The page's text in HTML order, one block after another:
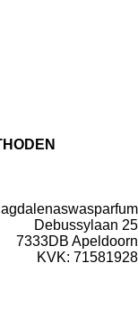
Debussylaan 25
7333DB Apeldoorn
KVK: 71581928